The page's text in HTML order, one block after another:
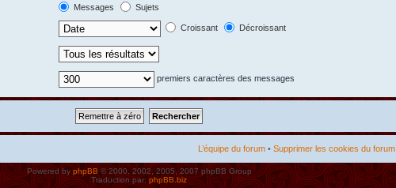
Messages
Sujets
Croissant Décroissant
premiers caractères des messages
L’équipe du forum • Supprimer les cookies du forum
Powered byphpBB© 2000, 2002, 2005, 2007 phpBB Group
Traduction par: phpBB.biz